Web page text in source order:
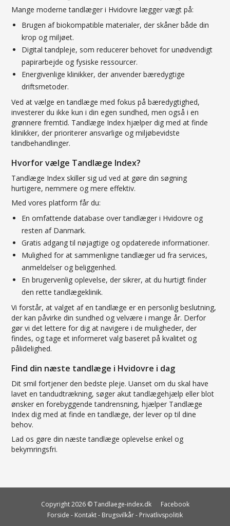
Mange moderne tandlæger i Hvidovre lægger vægt på:
Brugen af biokompatible materialer, der skåner både din
krop og miljøet.
Digital tandpleje, som reducerer behovet for unødvendigt
papirarbejde og fysiske ressourcer.
Energivenlige klinikker, der anvender bæredygtige
driftsmetoder.
Ved at vælge en tandlæge med fokus på bæredygtighed,
investerer du ikke kun i din egen sundhed, men også i en
grønnere fremtid. Tandlæge Index hjælper dig med at finde
klinikker, der prioriterer ansvarlige og miljøbevidste
tandbehandlinger.
Hvorfor vælge Tandlæge Index?
Tandlæge Index skiller sig ud ved at gøre din søgning
hurtigere, nemmere og mere effektiv.
Med vores platform får du:
En omfattende database over tandlæger i Hvidovre og
resten af Danmark.
Gratis adgang til nøjagtige og opdaterede informationer.
Mulighed for at sammenligne tandlæger ud fra services,
anmeldelser og beliggenhed.
En brugervenlig oplevelse, der sikrer, at du hurtigt finder
den rette tandlægeklinik.
Vi forstår, at valget af en tandlæge er en personlig beslutning,
der kan påvirke din sundhed og velvære i mange år. Derfor
gør vi det lettere for dig at navigere i de muligheder, der
findes, og tage et informeret valg baseret på kvalitet og
pålidelighed.
Find din næste tandlæge i Hvidovre i dag
Dit smil fortjener den bedste pleje. Uanset om du skal have
lavet en tandudtrækning, søger akut tandlægehjælp eller blot
ønsker en forebyggende tandrensning, hjælper Tandlæge
Index dig med at finde en tandlæge, der lever op til dine
behov.
Lad os gøre din næste tandlæge oplevelse enkel og
bekymringsfri.
Copyright 2026 © Tandlaege-index.dk
Facebook
Forside - Kontakt- Brugsvilkår- Privatlivspolitik